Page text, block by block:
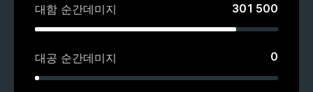
대함 순간데미지 301 500
대공 순간데미지 0